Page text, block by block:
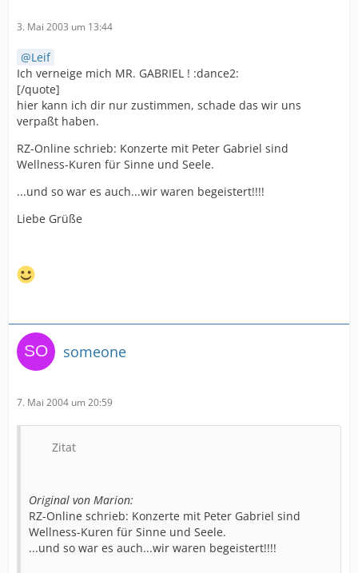
3. Mai 2003 um 13:44
Leif
Ich verneige mich MR. GABRIEL ! :dance2:
[/quote]
hier kann ich dir nur zustimmen, schade das wir uns
verpaßt haben.
RZ-Online schrieb: Konzerte mit Peter Gabriel sind
Wellness-Kuren für Sinne und Seele.
...und so war es auch...wir waren begeistert!!!!
Liebe Grüße
someone
7. Mai 2004 um 20:59
Zitat
Original von Marion:
RZ-Online schrieb: Konzerte mit Peter Gabriel sind
Wellness-Kuren für Sinne und Seele.
...und so war es auch...wir waren begeistert!!!!